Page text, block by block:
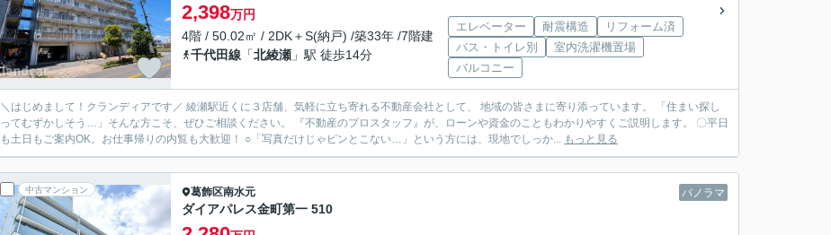
2,398万円
4階 / 50.02㎡ / 2DK＋S(納戸) /築33年 /7階建
千代田線 「北綾瀬 」駅 徒歩14分
エレベーター 耐震構造
リフォーム済
バス・トイレ別
室内洗濯機置場
バルコニー
＼はじめまして！クランディアです／ 綾瀬駅近くに３店舗、気軽に立ち寄れる不動産会社として、 地域の皆さまに寄り添っています。 「住まい探し
ってむずかしそう…」そんな方こそ、ぜひご相談ください。 『不動産のプロスタッフ』が、ローンや資金のこともわかりやすくご説明します。 〇平日
も土日もご案内OK。お仕事帰りの内覧も大歓迎！ ○「写真だけじゃピンとこない…」という方には、現地でしっか... もっと見る
中古マンション パノラマ
葛飾区南水元
ダイアパレス金町第一 510